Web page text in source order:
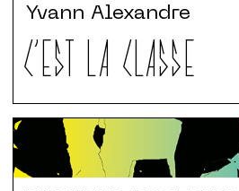
C'EST LA CLASSE
Yvann Alexandre